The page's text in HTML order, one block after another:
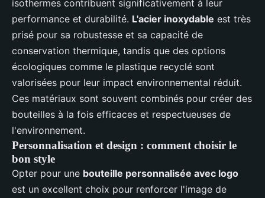
isothermes contribuent significativement à leur
performance et durabilité. L'acier inoxydable est très
prisé pour sa robustesse et sa capacité de
conservation thermique, tandis que des options
écologiques comme le plastique recyclé sont
valorisées pour leur impact environnemental réduit.
Ces matériaux sont souvent combinés pour créer des
bouteilles à la fois efficaces et respectueuses de
l'environnement.
Personnalisation et design : comment choisir le
bon style
Opter pour une bouteille personnalisée avec logo
est un excellent choix pour renforcer l'image de